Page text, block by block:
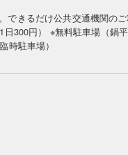
できるだけ公共交通機関の
300円） ※無料駐車場（鍋
時駐車場）